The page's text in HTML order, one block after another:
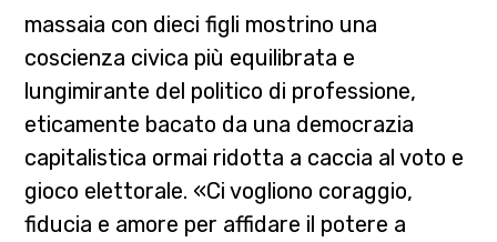
massaia con dieci figli mostrino una
coscienza civica più equilibrata e
lungimirante del politico di professione,
eticamente bacato da una democrazia
capitalistica ormai ridotta a caccia al voto e
gioco elettorale. «Ci vogliono coraggio,
fiducia e amore per affidare il potere a